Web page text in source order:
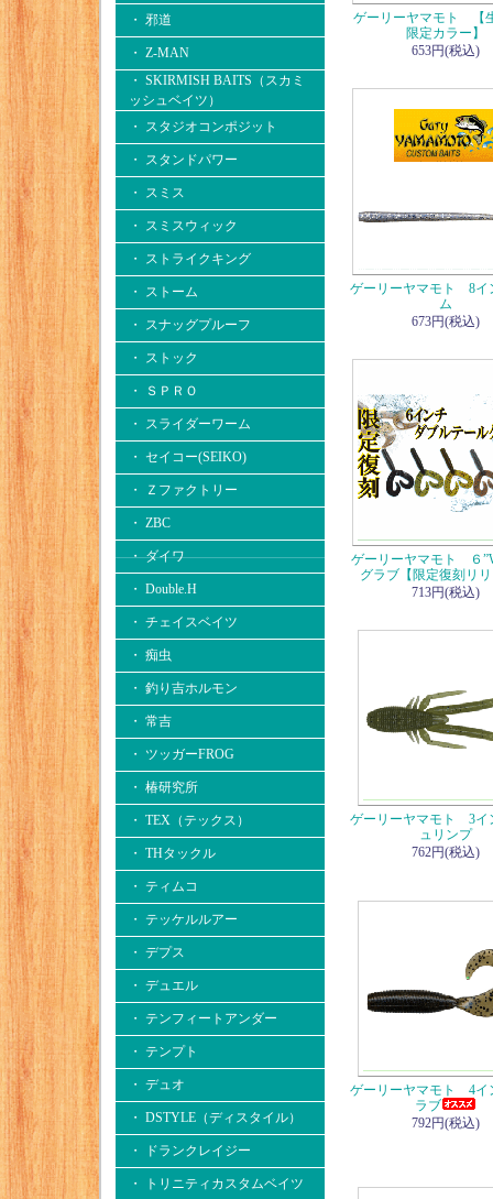
・ 邪道
・ Z-MAN
・ SKIRMISH BAITS（スカミ
ッシュベイツ）
・ スタジオコンポジット
・ スタンドパワー
・ スミス
・ スミスウィック
・ ストライクキング
・ ストーム
・ スナッグプルーフ
・ ストック
・ ＳＰＲＯ
・ スライダーワーム
・ セイコー(SEIKO)
・ Ｚファクトリー
・ ZBC
・ ダイワ
・ Double.H
・ チェイスベイツ
・ 痴虫
・ 釣り吉ホルモン
・ 常吉
・ ツッガーFROG
・ 椿研究所
・ TEX（テックス）
・ THタックル
・ ティムコ
・ テッケルルアー
・ デプス
・ デュエル
・ テンフィートアンダー
・ テンプト
・ デュオ
・ DSTYLE（ディスタイル）
・ ドランクレイジー
・ トリニティカスタムベイツ
ゲーリーヤマモト 【
限定カラー】
653円(税込)
ゲーリーヤマモト 8イ
ム
673円(税込)
ゲーリーヤマモト ６
グラブ【限定復刻リ
713円(税込)
ゲーリーヤマモト 3
ュリンプ
762円(税込)
ゲーリーヤマモト 4
ラブ
792円(税込)